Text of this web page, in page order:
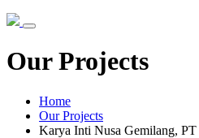
Our Projects
Home
Our Projects
Karya Inti Nusa Gemilang,